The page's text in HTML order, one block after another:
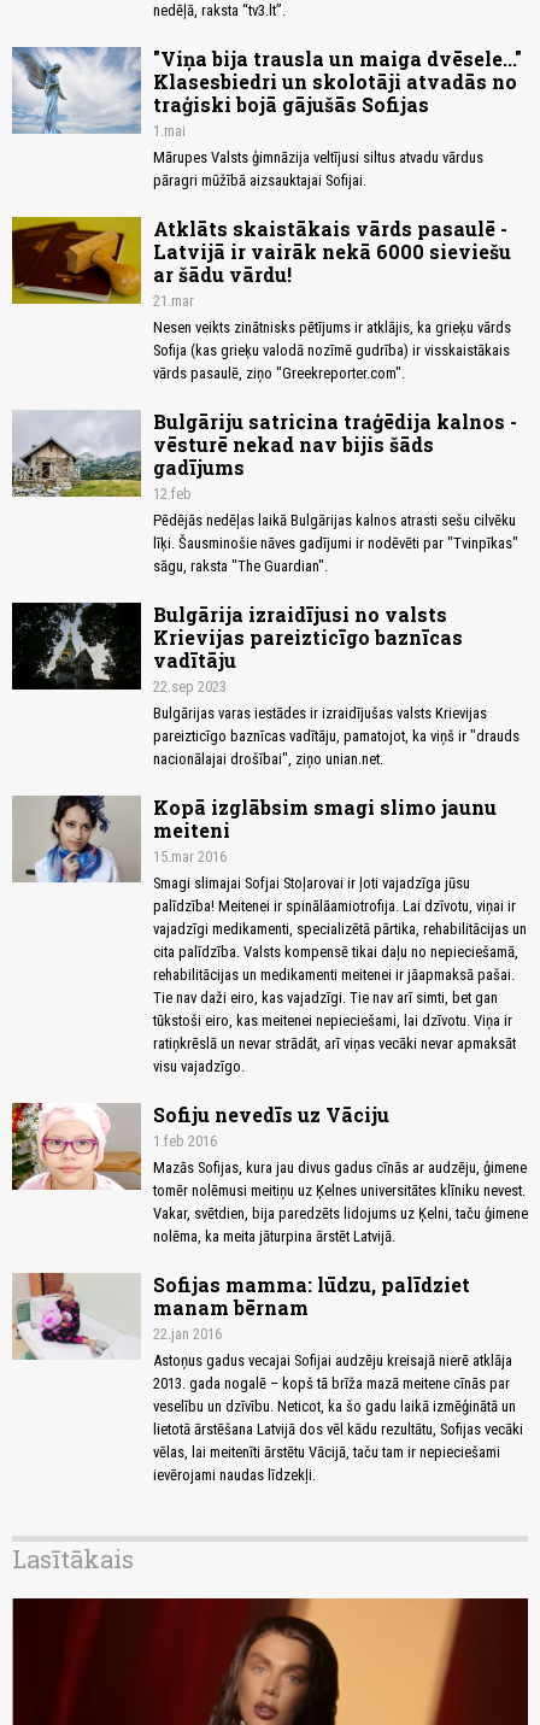
nedēļā, raksta “tv3.lt”.
"Viņa bija trausla un maiga dvēsele..."
Klasesbiedri un skolotāji atvadās no
traģiski bojā gājušās Sofijas
1.mai
Mārupes Valsts ģimnāzija veltījusi siltus atvadu vārdus
pāragri mūžībā aizsauktajai Sofijai.
Atklāts skaistākais vārds pasaulē -
Latvijā ir vairāk nekā 6000 sieviešu
ar šādu vārdu!
21.mar
Nesen veikts zinātnisks pētījums ir atklājis, ka grieķu vārds
Sofija (kas grieķu valodā nozīmē gudrība) ir visskaistākais
vārds pasaulē, ziņo "Greekreporter.com".
Bulgāriju satricina traģēdija kalnos -
vēsturē nekad nav bijis šāds
gadījums
12.feb
Pēdējās nedēļas laikā Bulgārijas kalnos atrasti sešu cilvēku
līķi. Šausminošie nāves gadījumi ir nodēvēti par "Tvinpīkas"
sāgu, raksta "The Guardian".
Bulgārija izraidījusi no valsts
Krievijas pareizticīgo baznīcas
vadītāju
22.sep 2023
Bulgārijas varas iestādes ir izraidījušas valsts Krievijas
pareizticīgo baznīcas vadītāju, pamatojot, ka viņš ir "drauds
nacionālajai drošībai", ziņo unian.net.
Kopā izglābsim smagi slimo jaunu
meiteni
15.mar 2016
Smagi slimajai Sofjai Stoļarovai ir ļoti vajadzīga jūsu
palīdzība! Meitenei ir spinālāamiotrofija. Lai dzīvotu, viņai ir
vajadzīgi medikamenti, specializētā pārtika, rehabilitācijas un
cita palīdzība. Valsts kompensē tikai daļu no nepieciešamā,
rehabilitācijas un medikamenti meitenei ir jāapmaksā pašai.
Tie nav daži eiro, kas vajadzīgi. Tie nav arī simti, bet gan
tūkstoši eiro, kas meitenei nepieciešami, lai dzīvotu. Viņa ir
ratiņkrēslā un nevar strādāt, arī viņas vecāki nevar apmaksāt
visu vajadzīgo.
Sofiju nevedīs uz Vāciju
1.feb 2016
Mazās Sofijas, kura jau divus gadus cīnās ar audzēju, ģimene
tomēr nolēmusi meitiņu uz Ķelnes universitātes klīniku nevest.
Vakar, svētdien, bija paredzēts lidojums uz Ķelni, taču ģimene
nolēma, ka meita jāturpina ārstēt Latvijā.
Sofijas mamma: lūdzu, palīdziet
manam bērnam
22.jan 2016
Astoņus gadus vecajai Sofijai audzēju kreisajā nierē atklāja
2013. gada nogalē – kopš tā brīža mazā meitene cīnās par
veselību un dzīvību. Neticot, ka šo gadu laikā izmēģinātā un
lietotā ārstēšana Latvijā dos vēl kādu rezultātu, Sofijas vecāki
vēlas, lai meitenīti ārstētu Vācijā, taču tam ir nepieciešami
ievērojami naudas līdzekļi.
Lasītākais